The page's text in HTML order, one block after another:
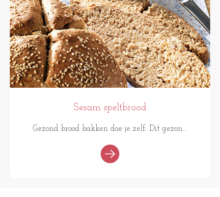
Sesam speltbrood
Gezond brood bakken doe je zelf. Dit gezon...